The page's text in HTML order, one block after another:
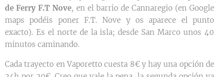
de Ferry F.T Nove, en el barrio de Cannaregio (en Google
maps podéis poner F.T. Nove y os aparece el punto
exacto). Es el norte de la isla; desde San Marco unos 40
minutos caminando.
Cada trayecto en Vaporetto cuesta 8€ y hay una opción de